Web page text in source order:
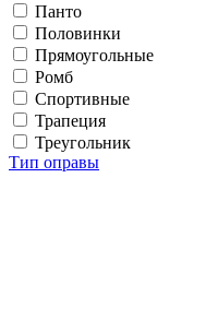
Панто
Половинки
Прямоугольные
Ромб
Спортивные
Трапеция
Треугольник
Тип оправы